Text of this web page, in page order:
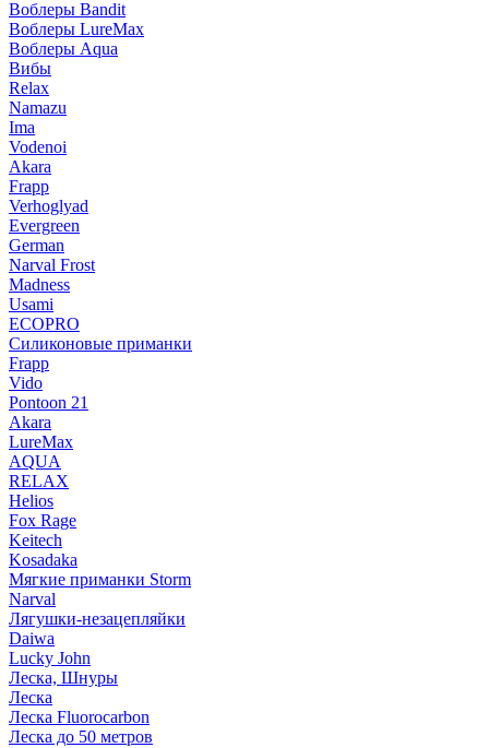
Воблеры Bandit
Воблеры LureMax
Воблеры Aqua
Вибы
Relax
Namazu
Ima
Vodenoi
Akara
Frapp
Verhoglyad
Evergreen
German
Narval Frost
Madness
Usami
ECOPRO
Силиконовые приманки
Frapp
Vido
Pontoon 21
Akara
LureMax
AQUA
RELAX
Helios
Fox Rage
Keitech
Kosadaka
Мягкие приманки Storm
Narval
Лягушки-незацепляйки
Daiwa
Lucky John
Леска, Шнуры
Леска
Леска Fluorocarbon
Леска до 50 метров